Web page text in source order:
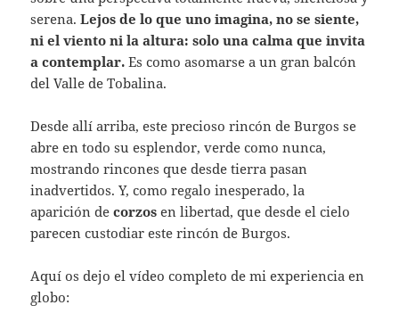
serena.Lejos de lo que uno imagina, no se siente,
ni el viento ni la altura: solo una calma que invita
a contemplar. Es como asomarse a un gran balcón
del Valle de Tobalina.
Desde allí arriba, este precioso rincón de Burgos se
abre en todo su esplendor, verde como nunca,
mostrando rincones que desde tierra pasan
inadvertidos. Y, como regalo inesperado, la
aparición decorzos en libertad, que desde el cielo
parecen custodiar este rincón de Burgos.
Aquí os dejo el vídeo completo de mi experiencia en
globo: